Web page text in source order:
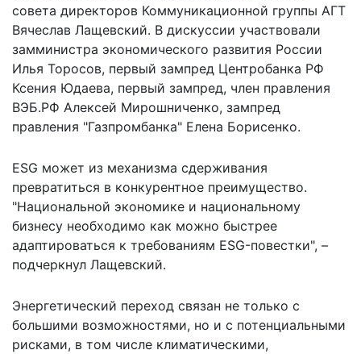
совета директоров Коммуникационной группы АГТ
Вячеслав Лащевский. В дискуссии участвовали
замминистра экономического развития России
Илья Торосов, первый зампред Центробанка РФ
Ксения Юдаева, первый зампред, член правления
ВЭБ.РФ Алексей Мирошниченко, зампред
правления "Газпромбанка" Елена Борисенко.
ESG может из механизма сдерживания
превратиться в конкурентное преимущество.
"Национальной экономике и национальному
бизнесу необходимо как можно быстрее
адаптироваться к требованиям ESG-повестки", –
подчеркнул Лащевский.
Энергетический переход связан не только с
большими возможностями, но и с потенциальными
рисками, в том числе климатическими,